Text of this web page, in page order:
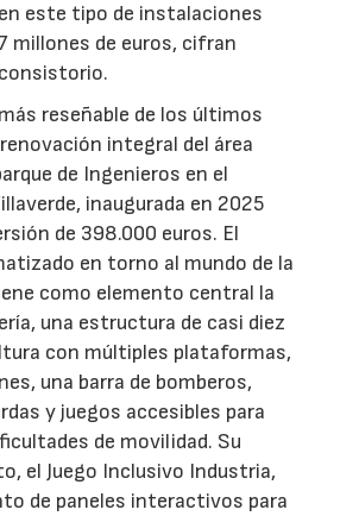
este tipo de instalaciones
millones de euros, cifran
reseñable de los últimos
integral del área
de Ingenieros en el
inaugurada en 2025
de 398.000 euros. El
en torno al mundo de la
como elemento central la
una estructura de casi diez
con múltiples plataformas,
una barra de bomberos,
y juegos accesibles para
de movilidad. Su
el Juego Inclusivo Industria,
de paneles interactivos para